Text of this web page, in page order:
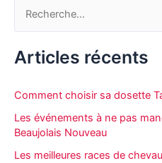
h
c
h
Articles récents
Comment choisir sa dosette
Les événements à ne pas
Beaujolais Nouveau
Les meilleures races de